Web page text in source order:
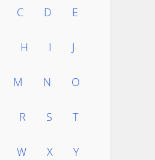
C D E
H I J
M N O
R S T
W X Y